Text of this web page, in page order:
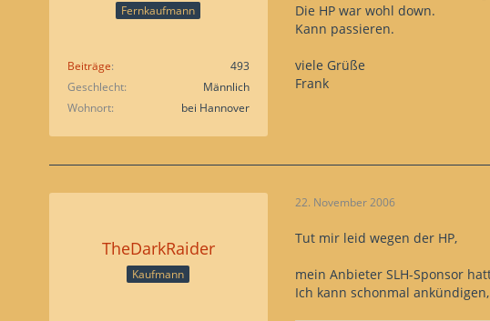
Fernkaufmann
Beiträge
493
Geschlecht
Männlich
Wohnort
bei Hannover
Die HP war wohl down.
Kann passieren.
viele Grüße
Frank
TheDarkRaider
Kaufmann
22. November 2006
Tut mir leid wegen der HP,
mein Anbieter SLH-Sponsor
Ich kann schonmal